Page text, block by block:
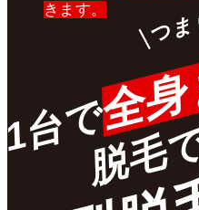
きます。
つ
1台で全
脱毛